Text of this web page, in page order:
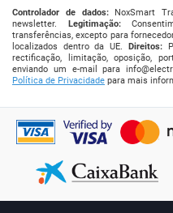
Controlador de dados:NoxSmart
newsletter. Legitimação:
transferências, excepto para
localizados dentro da UE. Direitos:
rectificação, limitação, oposição,
enviando um e-mail para
Política de Privacidade para mais